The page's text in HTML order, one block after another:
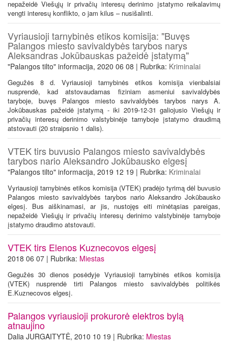
nepažeidė Viešųjų ir privačių interesų derinimo įstatymo reikalavimų
vengti interesų konflikto, o jam kilus – nusišalinti.
Vyriausioji tarnybinės etikos komisija: "Buvęs
Palangos miesto savivaldybės tarybos narys
Aleksandras Jokūbauskas pažeidė įstatymą"
"Palangos tilto" informacija, 2020 06 08 | Rubrika: Kriminalai
Gegužės 8 d. Vyriausioji tarnybinės etikos komisija vienbalsiai
nusprendė, kad atstovaudamas fiziniam asmeniui savivaldybės
taryboje, buvęs Palangos miesto savivaldybės tarybos narys A.
Jokūbauskas pažeidė įstatymą - iki 2019-12-31 galiojusio Viešųjų ir
privačių interesų derinimo valstybinėje tarnyboje įstatymo draudimą
atstovauti (20 straipsnio 1 dalis).
VTEK tirs buvusio Palangos miesto savivaldybės
tarybos nario Aleksandro Jokūbausko elgesį
"Palangos tilto" informacija, 2019 12 19 | Rubrika: Kriminalai
Vyriausioji tarnybinės etikos komisija (VTEK) pradėjo tyrimą dėl buvusio
Palangos miesto savivaldybės tarybos nario Aleksandro Jokūbausko
elgesį. Bus aiškinamasi, ar jis, nustojęs eiti minėtąsias pareigas,
nepažeidė Viešųjų ir privačių interesų derinimo valstybinėje tarnyboje
įstatymo draudimo atstovauti.
VTEK tirs Elenos Kuznecovos elgesį
2018 06 07 | Rubrika: Miestas
Gegužės 30 dienos posėdyje Vyriausioji tarnybinės etikos komisija
(VTEK) nusprendė tirti Palangos miesto savivaldybės politikės
E.Kuznecovos elgesį.
Palangos vyriausioji prokurorė elektros bylą
atnaujino
Dalia JURGAITYTĖ, 2010 10 19 | Rubrika: Miestas